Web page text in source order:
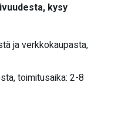
kysy
ja verkkokaupasta,
toimitusaika: 2-8